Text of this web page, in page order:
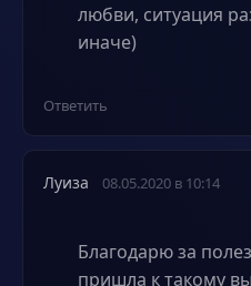
любви, ситуация
иначе)
Ответить
Луиза 08.05.2020 в 10:14
Благодарю за
пришла к такому